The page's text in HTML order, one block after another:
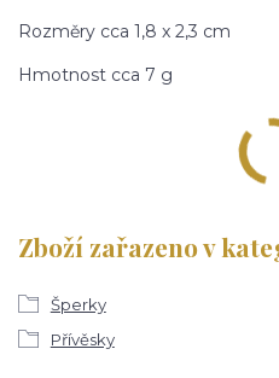
Rozměry cca 1,8 x 2,3 cm
Hmotnost cca 7 g
Zboží zařazeno v
Šperky
Přívěsky